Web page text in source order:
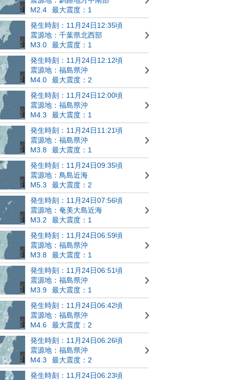
M2.4
最大震度：1
発生時刻：11月24日12:35頃
震源地：千葉県北西部
M3.0
最大震度：1
発生時刻：11月24日12:12頃
震源地：福島県沖
M4.0
最大震度：2
発生時刻：11月24日12:00頃
震源地：福島県沖
M4.3
最大震度：1
発生時刻：11月24日11:21頃
震源地：福島県沖
M3.8
最大震度：1
発生時刻：11月24日09:35頃
震源地：鳥島近海
M5.3
最大震度：2
発生時刻：11月24日07:56頃
震源地：奄美大島近海
M3.2
最大震度：1
発生時刻：11月24日06:59頃
震源地：福島県沖
M3.8
最大震度：1
発生時刻：11月24日06:51頃
震源地：福島県沖
M3.9
最大震度：1
発生時刻：11月24日06:42頃
震源地：福島県沖
M4.6
最大震度：2
発生時刻：11月24日06:26頃
震源地：福島県沖
M4.3
最大震度：2
発生時刻：11月24日06:23頃